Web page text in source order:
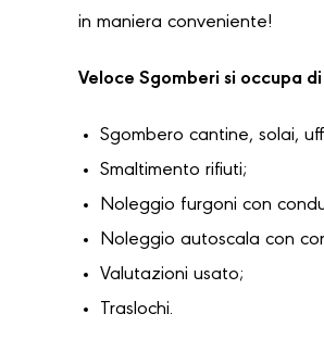
in maniera conveniente!
Veloce Sgomberi si occupa
Sgombero cantine, solai,
Smaltimento rifiuti;
Noleggio furgoni con
Noleggio autoscala con
Valutazioni usato;
Traslochi.